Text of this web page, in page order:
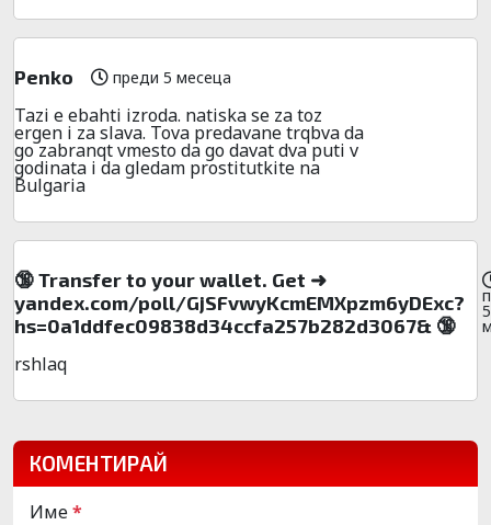
Penko преди 5 месеца
Tazi e ebahti izroda. natiska se za toz
ergen i za slava. Tova predavane trqbva da
go zabranqt vmesto da go davat dva puti v
godinata i da gledam prostitutkite na
Bulgaria
🔞 Transfer to your wallet. Get ➜
yandex.com/poll/GjSFvwyKcmEMXpzm6yDExc?
hs=0a1ddfec09838d34ccfa257b282d3067& 🔞
5
rshlaq
КОМЕНТИРАЙ
Име*